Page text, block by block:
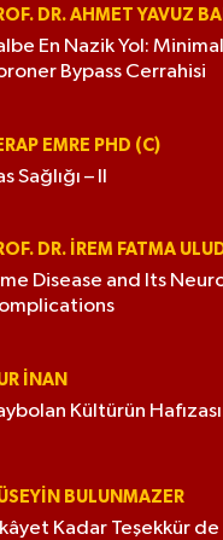
DR. AHMET YAVUZ
En Nazik Yol:
Bypass Cerrahisi
EMRE PHD (C)
Sağlığı – II
DR. İREM FATMA
Disease and Its
İNAN
Kültürün Hafızası
BULUNMAZER
Kadar Teşekkür de